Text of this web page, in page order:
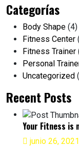
Categorías
Body Shape (4)
Fitness Center
Fitness Trainer
Personal
Uncategorized
Recent Posts
Your Fitness is
junio 26, 2021